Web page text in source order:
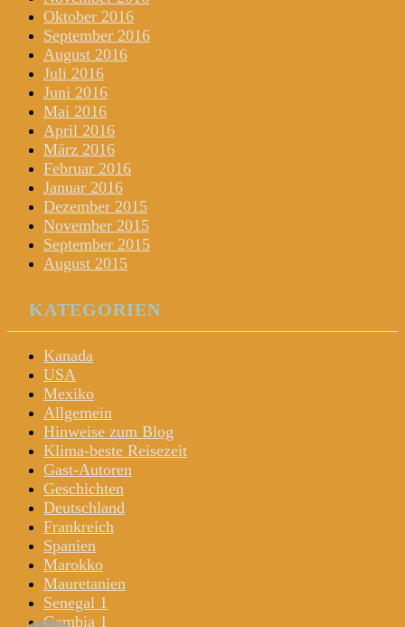
Oktober 2016
September 2016
August 2016
Juli 2016
Juni 2016
Mai 2016
April 2016
März 2016
Februar 2016
Januar 2016
Dezember 2015
November 2015
September 2015
August 2015
KATEGORIEN
Kanada
USA
Mexiko
Allgemein
Hinweise zum Blog
Klima-beste Reisezeit
Gast-Autoren
Geschichten
Deutschland
Frankreich
Spanien
Marokko
Mauretanien
Senegal 1
Gambia 1